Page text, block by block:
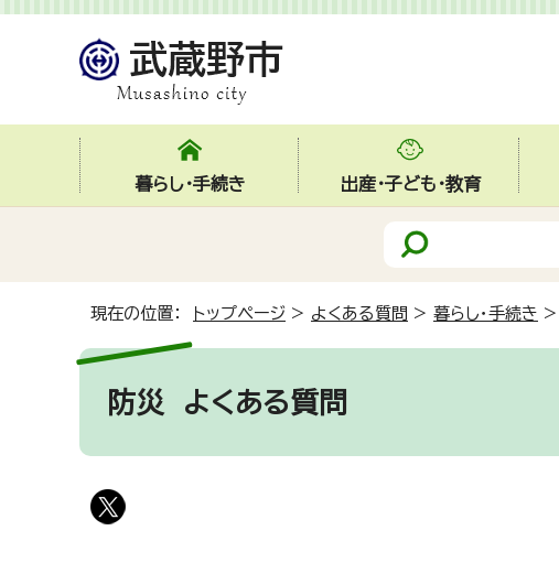
暮らし・手続き 出産・子ども・教育
現在の位置： トップページ > よくある質問 > 暮らし・手続き >
防災 よくある質問